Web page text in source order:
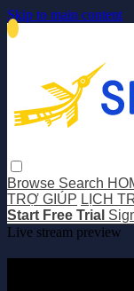
Skip to main content
Browse Search
TRỢ GIÚP LỊCH
Start Free Trial
Live stream preview
Watch this